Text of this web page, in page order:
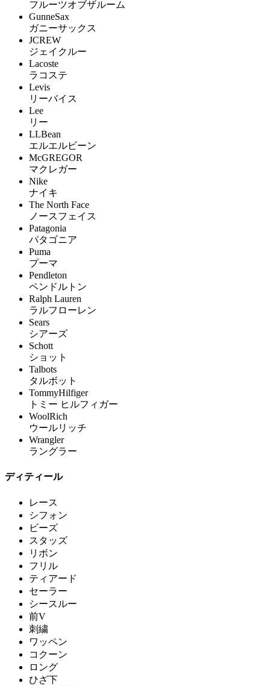
フルーツオブザルーム
GunneSax
ガニーサックス
JCREW
ジェイクルー
Lacoste
ラコステ
Levis
リーバイス
Lee
リー
LLBean
エルエルビーン
McGREGOR
マクレガー
Nike
ナイキ
The North Face
ノースフェイス
Patagonia
パタゴニア
Puma
プーマ
Pendleton
ペンドルトン
Ralph Lauren
ラルフローレン
Sears
シアーズ
Schott
ショット
Talbots
タルボット
TommyHilfiger
トミー ヒルフィガー
WoolRich
ウールリッチ
Wrangler
ラングラー
ディティール
レース
シフォン
ビーズ
スタッズ
リボン
フリル
ティアード
セーラー
シースルー
前V
刺繍
ワッペン
コクーン
ロング
ひざ下